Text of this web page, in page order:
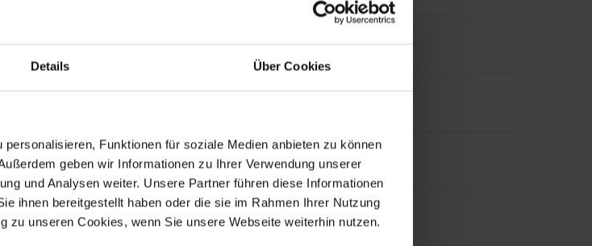
Details Über Cookies
Funktionen für soziale Medien anbieten zu können
geben wir Informationen zu Ihrer Verwendung unserer
und Analysen weiter. Unsere Partner führen diese Informationen
ihnen bereitgestellt haben oder die sie im Rahmen Ihrer Nutzung
zu unseren Cookies, wenn Sie unsere Webseite weiterhin nutzen.
25 x 25
50 x 50
50/15 Objekt SK